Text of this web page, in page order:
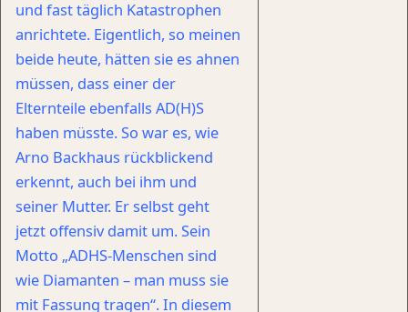
und fast täglich Katastrophen
anrichtete. Eigentlich, so meinen
beide heute, hätten sie es ahnen
müssen, dass einer der
Elternteile ebenfalls AD(H)S
haben müsste. So war es, wie
Arno Backhaus rückblickend
erkennt, auch bei ihm und
seiner Mutter. Er selbst geht
jetzt offensiv damit um. Sein
Motto „ADHS-Menschen sind
wie Diamanten – man muss sie
mit Fassung tragen“. In diesem